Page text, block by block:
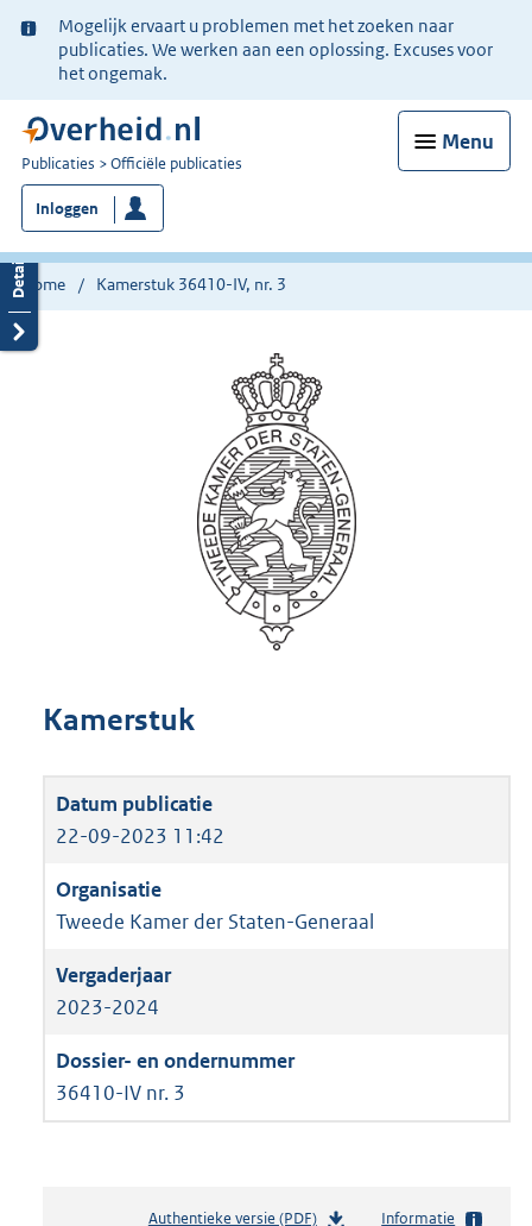
Ter
informatie:
Mogelijk ervaart u problemen met het zoeken naar
publicaties. We werken aan een oplossing. Excuses voor
het ongemak.
Menu
U
bent
nu
hier:
Publicaties Officiële publicaties
Inloggen
Home Kamerstuk 36410-IV, nr. 3
Kamerstuk
22-09-2023 11:42
Tweede Kamer der Staten-Generaal
2023-2024
36410-IV nr. 3
Authentieke versie (PDF)b
Informatie